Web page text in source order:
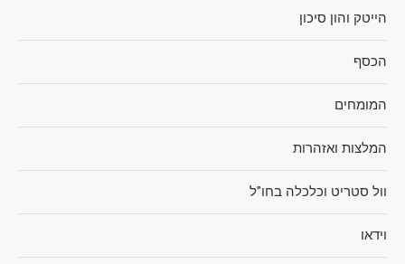
הייטק והון סיכון
הכסף
המומחים
המלצות ואזהרות
וול סטריט וכלכלה בחו"ל
וידאו